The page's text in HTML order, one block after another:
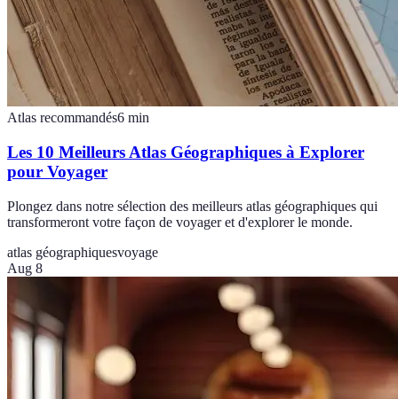
Atlas recommandés6 min
Les 10 Meilleurs Atlas Géographiques à Explorer
pour Voyager
Plongez dans notre sélection des meilleurs atlas géographiques qui
transformeront votre façon de voyager et d'explorer le monde.
atlas géographiquesvoyage
Aug 8